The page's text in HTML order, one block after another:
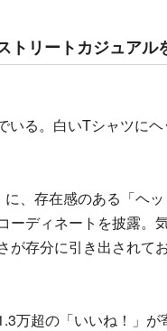
トリートカジュアル
いる。白いTシャツに
、存在感のある「ヘ
ディネートを披露。
が存分に引き出されて
万超の「いいね！」が